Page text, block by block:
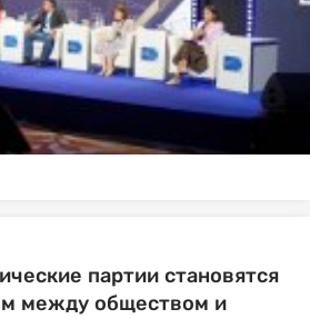
партии становятся
между обществом и